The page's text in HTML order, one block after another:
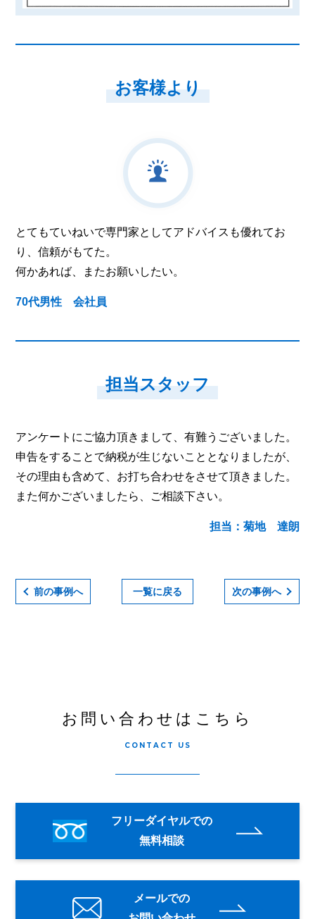
お客様より
とてもていねいで専門家としてアドバイスも優れてお
り、信頼がもてた。
何かあれば、またお願いしたい。
70代男性 会社員
担当スタッフ
アンケートにご協力頂きまして、有難うございました。
申告をすることで納税が生じないこととなりましたが、
その理由も含めて、お打ち合わせをさせて頂きました。
また何かございましたら、ご相談下さい。
担当：菊地 達朗
前の事例へ 一覧に戻る 次の事例へ
お問い合わせはこちら
CONTACT US
フリーダイヤルでの
無料相談
メールでの